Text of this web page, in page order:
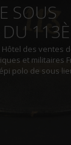
SOUS
Hôtel des ventes
et militaires
polo de sous